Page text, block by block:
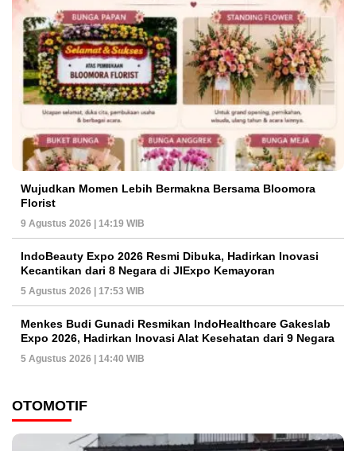
Wujudkan Momen Lebih Bermakna Bersama Bloomora
Florist
9 Agustus 2026 | 14:19 WIB
IndoBeauty Expo 2026 Resmi Dibuka, Hadirkan Inovasi
Kecantikan dari 8 Negara di JIExpo Kemayoran
5 Agustus 2026 | 17:53 WIB
Menkes Budi Gunadi Resmikan IndoHealthcare Gakeslab
Expo 2026, Hadirkan Inovasi Alat Kesehatan dari 9 Negara
5 Agustus 2026 | 14:40 WIB
OTOMOTIF